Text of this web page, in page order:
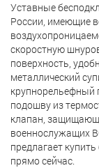
Уставные
России, имеющие
скоростную
поверхность,
металлический
крупнорельефный
подошву из
клапан,
военнослужащих
предлагает
прямо сейчас.